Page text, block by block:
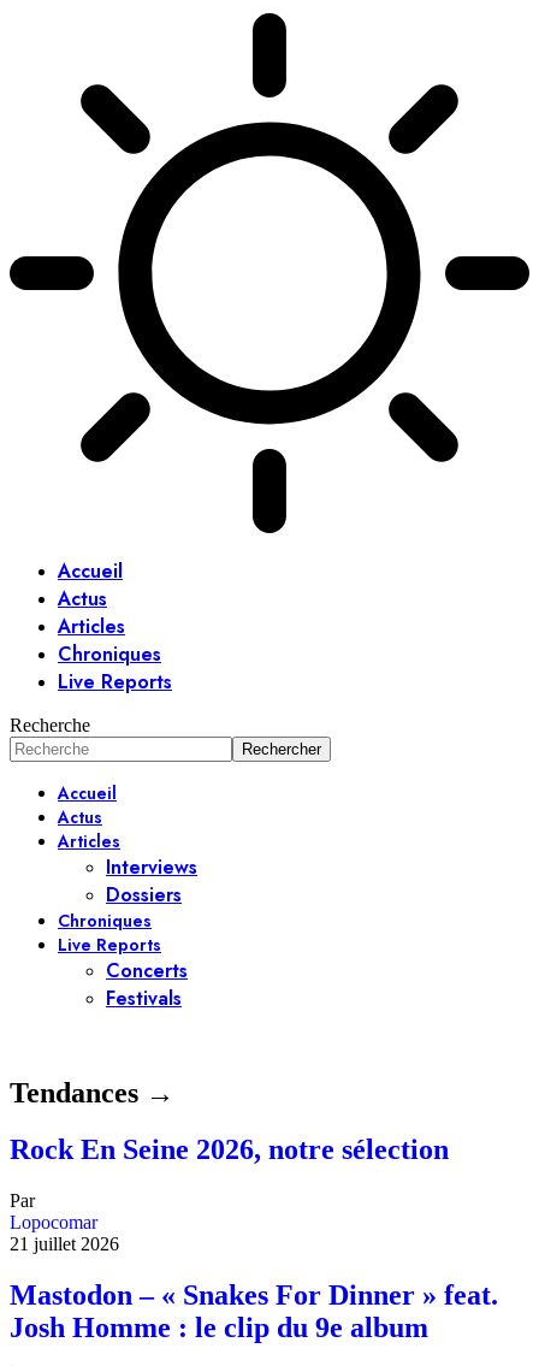
Accueil
Actus
Articles
Chroniques
Live Reports
Recherche
Accueil
Actus
Articles
Interviews
Dossiers
Chroniques
Live Reports
Concerts
Festivals
Tendances →
Rock En Seine 2026, notre sélection
Par
Lopocomar
21 juillet 2026
Mastodon – « Snakes For Dinner » feat.
Josh Homme : le clip du 9e album